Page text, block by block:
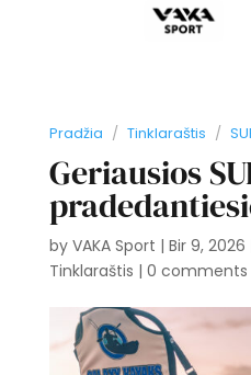
Pradžia / Tinklaraštis /
Geriausios
by VAKA Sport | Bir 9, 2026
Tinklaraštis | 0 comments